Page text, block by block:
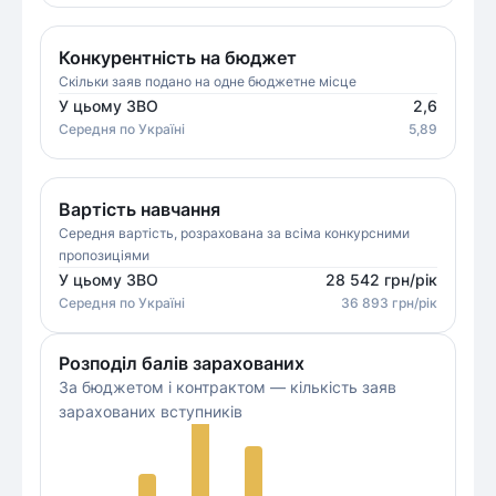
Конкурентність на бюджет
Скільки заяв подано на одне бюджетне місце
У цьому ЗВО 2,6
Середня по Україні 5,89
Вартість навчання
Середня вартість, розрахована за всіма конкурсними
пропозиціями
У цьому ЗВО 28 542 грн/рік
Середня по Україні 36 893 грн/рік
Розподіл балів зарахованих
За бюджетом і контрактом — кількість заяв
зарахованих вступників